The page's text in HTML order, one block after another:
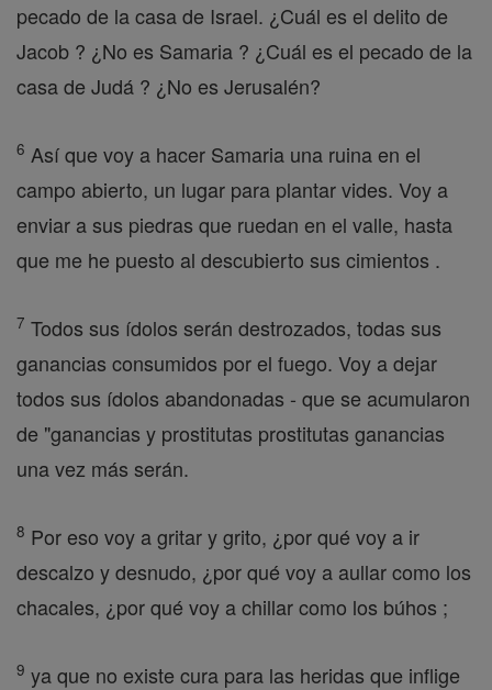
pecado de la casa de Israel. ¿Cuál es el delito de
Jacob ? ¿No es Samaria ? ¿Cuál es el pecado de la
casa de Judá ? ¿No es Jerusalén?
6 Así que voy a hacer Samaria una ruina en el
campo abierto, un lugar para plantar vides. Voy a
enviar a sus piedras que ruedan en el valle, hasta
que me he puesto al descubierto sus cimientos .
7 Todos sus ídolos serán destrozados, todas sus
ganancias consumidos por el fuego. Voy a dejar
todos sus ídolos abandonadas - que se acumularon
de "ganancias y prostitutas prostitutas ganancias
una vez más serán.
8 Por eso voy a gritar y grito, ¿por qué voy a ir
descalzo y desnudo, ¿por qué voy a aullar como los
chacales, ¿por qué voy a chillar como los búhos ;
9 ya que no existe cura para las heridas que inflige